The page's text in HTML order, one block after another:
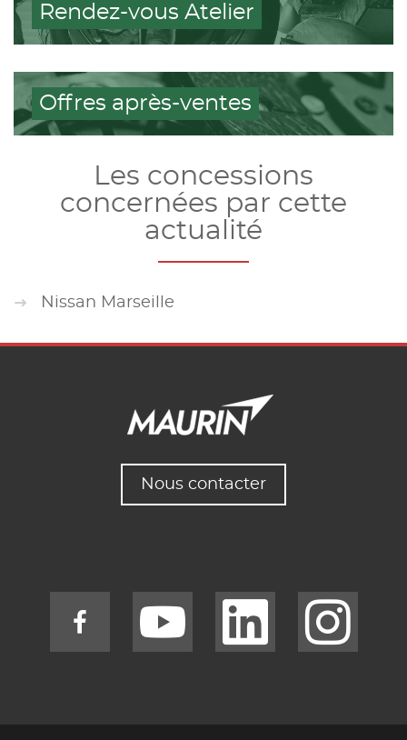
Rendez-vous Atelier
Offres après-ventes
Les concessions
concernées par cette
actualité
Nissan Marseille
Nous contacter